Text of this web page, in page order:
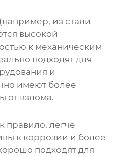
из стали
высокой
к механическим
подходят для
и
имеют более
от взлома.
правило, легче
к коррозии и более
подходят для